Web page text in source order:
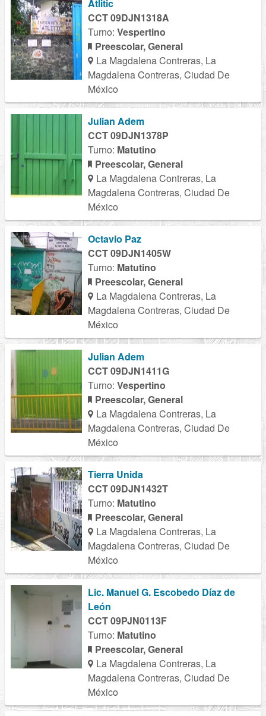
Atlitic
CCT 09DJN1318A
Turno: Vespertino
Preescolar, General
La Magdalena Contreras, La
Magdalena Contreras, Ciudad De
México
Julian Adem
CCT 09DJN1378P
Turno: Matutino
Preescolar, General
La Magdalena Contreras, La
Magdalena Contreras, Ciudad De
México
Octavio Paz
CCT 09DJN1405W
Turno: Matutino
Preescolar, General
La Magdalena Contreras, La
Magdalena Contreras, Ciudad De
México
Julian Adem
CCT 09DJN1411G
Turno: Vespertino
Preescolar, General
La Magdalena Contreras, La
Magdalena Contreras, Ciudad De
México
Tierra Unida
CCT 09DJN1432T
Turno: Matutino
Preescolar, General
La Magdalena Contreras, La
Magdalena Contreras, Ciudad De
México
Lic. Manuel G. Escobedo Díaz de
León
CCT 09PJN0113F
Turno: Matutino
Preescolar, General
La Magdalena Contreras, La
Magdalena Contreras, Ciudad De
México